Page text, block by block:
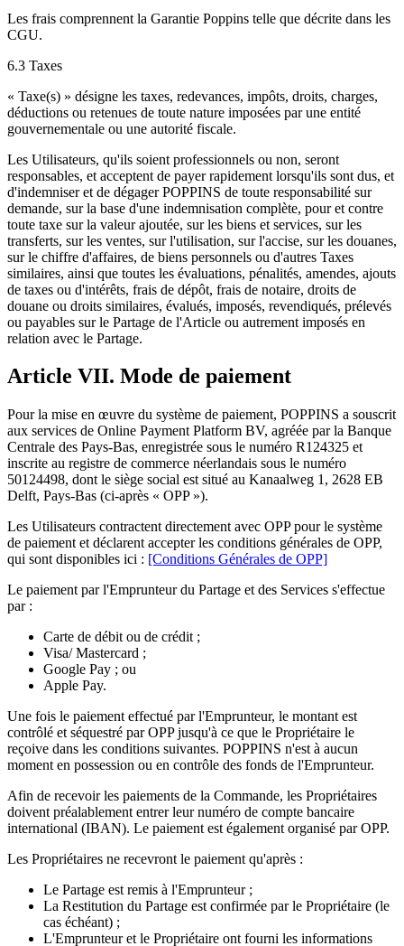
Les frais comprennent la Garantie Poppins telle que décrite dans les
CGU.
6.3 Taxes
« Taxe(s) » désigne les taxes, redevances, impôts, droits, charges,
déductions ou retenues de toute nature imposées par une entité
gouvernementale ou une autorité fiscale.
Les Utilisateurs, qu'ils soient professionnels ou non, seront
responsables, et acceptent de payer rapidement lorsqu'ils sont dus, et
d'indemniser et de dégager POPPINS de toute responsabilité sur
demande, sur la base d'une indemnisation complète, pour et contre
toute taxe sur la valeur ajoutée, sur les biens et services, sur les
transferts, sur les ventes, sur l'utilisation, sur l'accise, sur les douanes,
sur le chiffre d'affaires, de biens personnels ou d'autres Taxes
similaires, ainsi que toutes les évaluations, pénalités, amendes, ajouts
de taxes ou d'intérêts, frais de dépôt, frais de notaire, droits de
douane ou droits similaires, évalués, imposés, revendiqués, prélevés
ou payables sur le Partage de l'Article ou autrement imposés en
relation avec le Partage.
Article VII. Mode de paiement
Pour la mise en œuvre du système de paiement, POPPINS a souscrit
aux services de Online Payment Platform BV, agréée par la Banque
Centrale des Pays-Bas, enregistrée sous le numéro R124325 et
inscrite au registre de commerce néerlandais sous le numéro
50124498, dont le siège social est situé au Kanaalweg 1, 2628 EB
Delft, Pays-Bas (ci-après « OPP »).
Les Utilisateurs contractent directement avec OPP pour le système
de paiement et déclarent accepter les conditions générales de OPP,
qui sont disponibles ici : [Conditions Générales de OPP]
Le paiement par l'Emprunteur du Partage et des Services s'effectue
par :
Carte de débit ou de crédit ;
Visa/ Mastercard ;
Google Pay ; ou
Apple Pay.
Une fois le paiement effectué par l'Emprunteur, le montant est
contrôlé et séquestré par OPP jusqu'à ce que le Propriétaire le
reçoive dans les conditions suivantes. POPPINS n'est à aucun
moment en possession ou en contrôle des fonds de l'Emprunteur.
Afin de recevoir les paiements de la Commande, les Propriétaires
doivent préalablement entrer leur numéro de compte bancaire
international (IBAN). Le paiement est également organisé par OPP.
Les Propriétaires ne recevront le paiement qu'après :
Le Partage est remis à l'Emprunteur ;
La Restitution du Partage est confirmée par le Propriétaire (le
cas échéant) ;
L'Emprunteur et le Propriétaire ont fourni les informations